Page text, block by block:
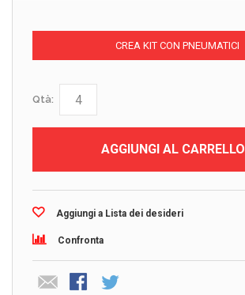
CREA KIT CON PNEUMATICI
Qtà:
AGGIUNGI AL CARRELLO
Aggiungi a Lista dei desideri
Confronta